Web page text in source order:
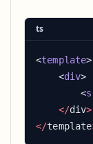
ts
<template
    <
div
        <
    </
div
</template